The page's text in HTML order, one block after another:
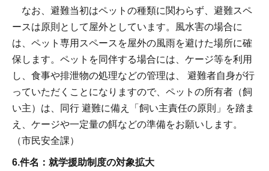
なお、避難当初はペットの種類に関わらず、避難スペ
ースは原則として屋外としています。風水害の場合に
は、ペット専用スペースを屋外の風雨を避けた場所に確
保します。ペットを同伴する場合には、ケージ等を利用
し、食事や排泄物の処理などの管理は、 避難者自身が行
っていただくことになりますので、ペットの所有者（飼
い主）は、同行 避難に備え「飼い主責任の原則」を踏ま
え、ケージや一定量の餌などの準備をお願いします。
（市民安全課）
6.件名：就学援助制度の対象拡大